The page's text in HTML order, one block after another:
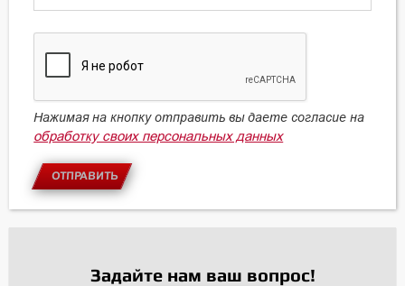
Нажимая на кнопку отправить вы даете согласие на
обработку своих персональных данных
ОТПРАВИТЬ
Задайте нам ваш вопрос!